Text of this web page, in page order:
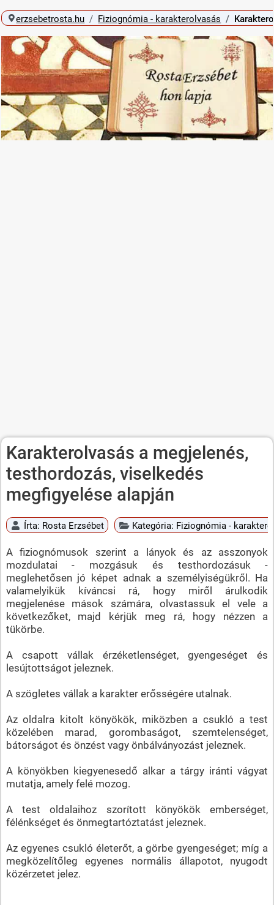
erzsebetrosta.hu Fiziognómia - karakterolvasás
Karakterolvasás a megjelenés,
testhordozás, viselkedés
megfigyelése alapján
Írta: Rosta Erzsébet Kategória: Fiziognómia -
A fiziognómusok szerint a lányok és az asszonyok
mozdulatai - mozgásuk és testhordozásuk -
meglehetősen jó képet adnak a személyiségükről. Ha
valamelyikük kíváncsi rá, hogy miről árulkodik
megjelenése mások számára, olvastassuk el vele a
következőket, majd kérjük meg rá, hogy nézzen a
tükörbe.
A csapott vállak érzéketlenséget, gyengeséget és
lesújtottságot jeleznek.
A szögletes vállak a karakter erősségére utalnak.
Az oldalra kitolt könyökök, miközben a csukló a test
közelében marad, gorombaságot, szemtelenséget,
bátorságot és önzést vagy önbálványozást jeleznek.
A könyökben kiegyenesedő alkar a tárgy iránti vágyat
mutatja, amely felé mozog.
A test oldalaihoz szorított könyökök emberséget,
félénkséget és önmegtartóztatást jeleznek.
Az egyenes csukló életerőt, a görbe gyengeséget; míg a
megközelítőleg egyenes normális állapotot, nyugodt
közérzetet jelez.